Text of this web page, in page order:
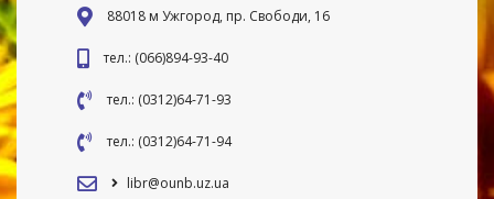
88018 м Ужгород, пр. Свободи, 16
тел.: (066)894-93-40
тел.: (0312)64-71-93
тел.: (0312)64-71-94
libr@ounb.uz.ua